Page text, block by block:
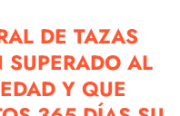
DE TAZAS
AL
Y QUE